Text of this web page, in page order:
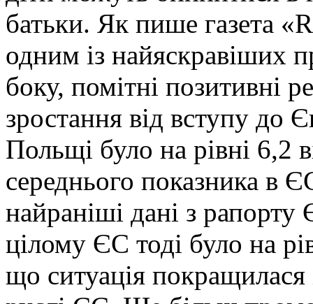
батьки. Як пише газета
одним із найяскравіших
боку, помітні позитивні
зростання від вступу до
Польщі було на рівні 6,2
середнього показника в
найраніші дані з рапорту
цілому ЄС тоді було на
що ситуація